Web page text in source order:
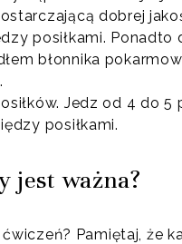
dobrej
posiłkami.
błonnika
Jedz od 4 do
posiłkami.
jest ważna?
Pamiętaj, że